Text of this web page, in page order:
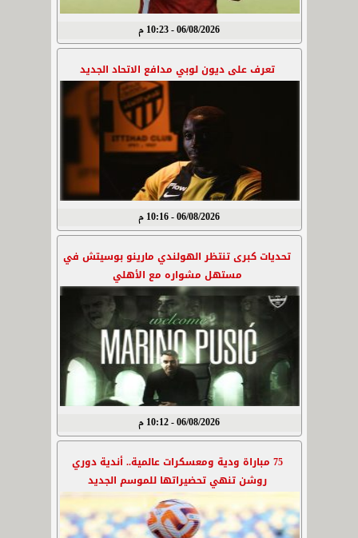
06/08/2026 - 10:23 م
تعرف على ديون لوبي مدافع الاتحاد الجديد
06/08/2026 - 10:16 م
تحديات كبرى تنتظر الهولندي مارينو بوسيتش في
مستهل مشواره مع الأهلي
06/08/2026 - 10:12 م
75 مباراة ودية ومعسكرات عالمية.. أندية دوري
روشن تنهي تحضيراتها للموسم الجديد